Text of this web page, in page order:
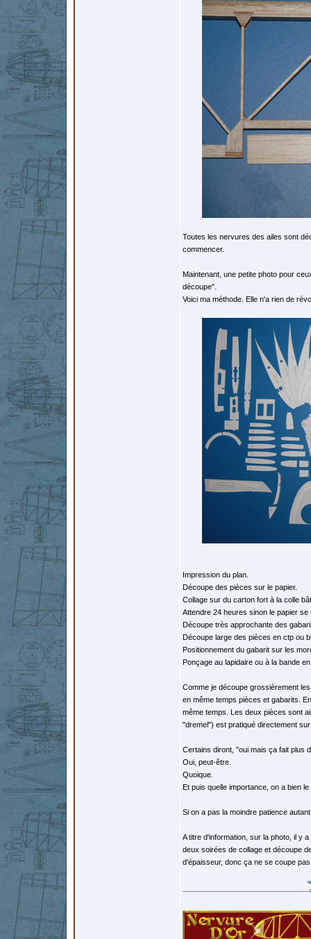
Toutes les nervures des ailes sont
commencer.
Maintenant, une petite photo pour
découpe".
Voici ma méthode. Elle n'a rien de
Impression du plan.
Découpe des pièces sur le papier.
Collage sur du carton fort à la colle
Attendre 24 heures sinon le papier se
Découpe très approchante des
Découpe large des pièces en ctp ou
Positionnement du gabarit sur les
Ponçage au lapidaire ou à la bande
Comme je découpe grossièrement
en même temps pièces et gabarits.
même temps. Les deux pièces sont
"dremel") est pratiqué directement
Certains diront, "oui mais ça fait plus
Oui, peut-être.
Quoique.
Et puis quelle importance, on a bien le
Si on a pas la moindre patience
A titre d'information, sur la photo, il y
deux soirées de collage et découpe
d'épaisseur, donc ça ne se coupe